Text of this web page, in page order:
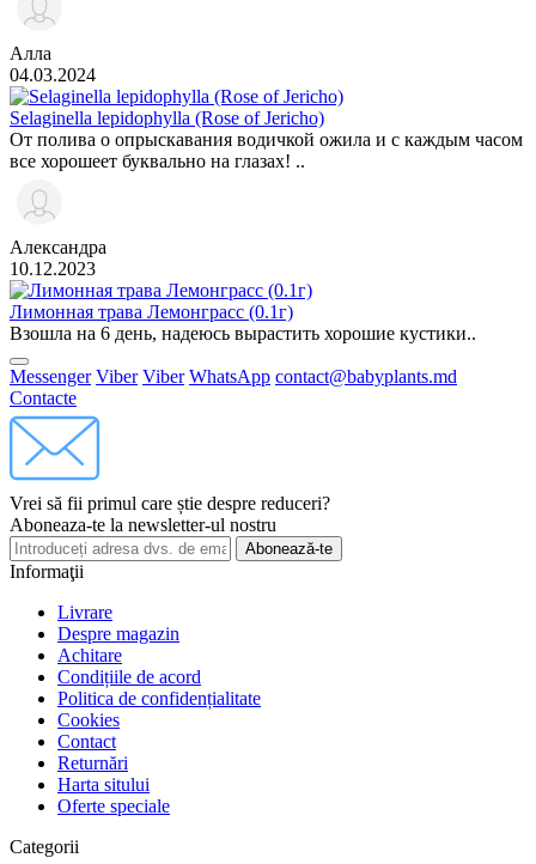
Алла
04.03.2024
Selaginella lepidophylla (Rose of Jericho)
От полива о опрыскавания водичкой ожила и с каждым часом
все хорошеет буквально на глазах! ..
Александра
10.12.2023
Лимонная трава Лемонграсс (0.1г)
Взошла на 6 день, надеюсь вырастить хорошие кустики..
Messenger Viber Viber WhatsApp contact@babyplants.md
Contacte
Vrei să fii primul care știe despre reduceri?
Aboneaza-te la newsletter-ul nostru
Abonează-te
Informaţii
Livrare
Despre magazin
Achitare
Condițiile de acord
Politica de confidențialitate
Cookies
Contact
Returnări
Harta sitului
Oferte speciale
Categorii